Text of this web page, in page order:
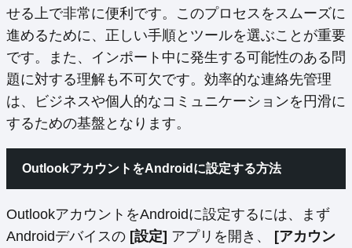
せる上で非常に便利です。このプロセスをスムーズに
進めるために、正しい手順とツールを選ぶことが重要
です。また、インポート中に発生する可能性のある問
題に対する理解も不可欠です。効率的な連絡先管理
は、ビジネスや個人的なコミュニケーションを円滑に
するための基盤となります。
OutlookアカウントをAndroidに設定する方法
OutlookアカウントをAndroidに設定するには、まず
Androidデバイスの [設定] アプリを開き、
[アカウン